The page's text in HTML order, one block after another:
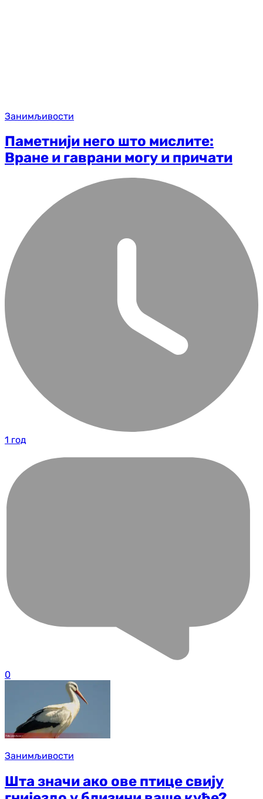
Занимљивости
Паметнији него што мислите:
Вране и гаврани могу и причати
1 год
0
Занимљивости
Шта значи ако ове птице свију